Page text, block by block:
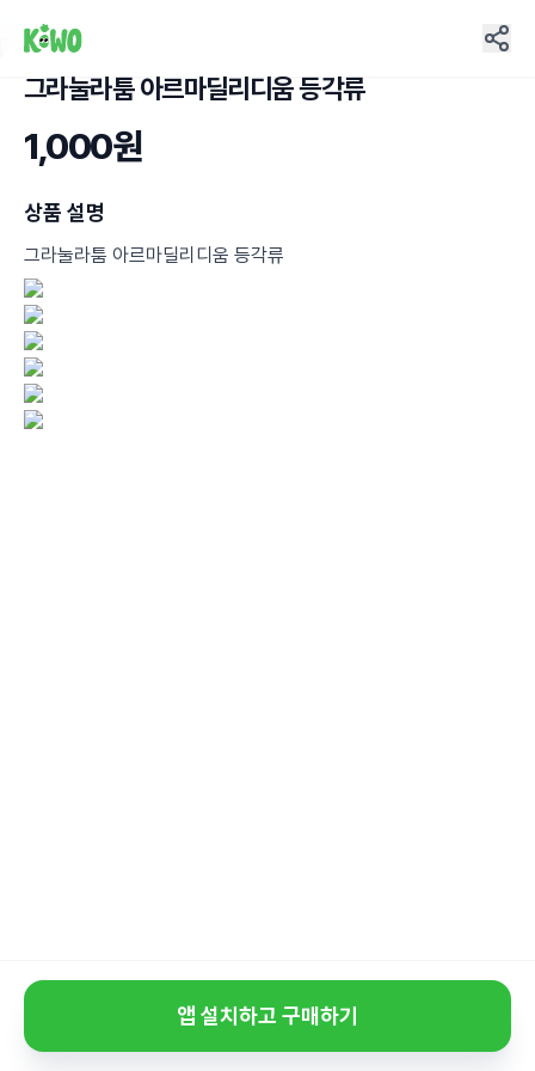
그라눌라툼 아르마딜리디움 등각류
1,000원
상품 설명
그라눌라툼 아르마딜리디움 등각류
앱 설치하고 구매하기